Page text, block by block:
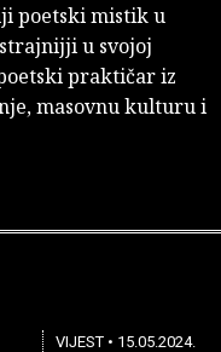
poetski mistik u
u svojoj
praktičar iz
masovnu kulturu i
VIJEST• 15.05.2024.